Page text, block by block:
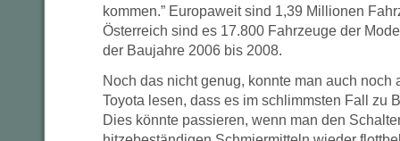
kommen.” Europaweit sind 1,39 Millionen
Österreich sind es 17.800 Fahrzeuge der
der Baujahre 2006 bis 2008.
Noch das nicht genug, konnte man auch
Toyota lesen, dass es im schlimmsten Fall zu
Dies könnte passieren, wenn man den